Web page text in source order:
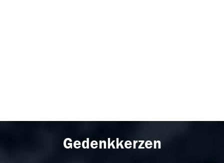
Gedenkkerzen